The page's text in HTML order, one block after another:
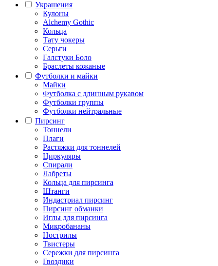
Украшения
Кулоны
Alchemy Gothic
Кольца
Тату чокеры
Серьги
Галстуки Боло
Браслеты кожаные
Футболки и майки
Майки
Футболка с длинным рукавом
Футболки группы
Футболки нейтральные
Пирсинг
Тоннели
Плаги
Растяжки для тоннелей
Циркуляры
Спирали
Лабреты
Кольца для пирсинга
Штанги
Индастриал пирсинг
Пирсинг обманки
Иглы для пирсинга
Микробананы
Нострилы
Твистеры
Сережки для пирсинга
Гвоздики